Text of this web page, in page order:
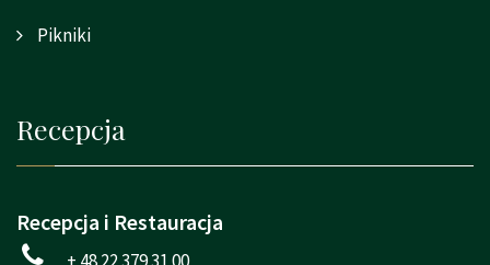
Pikniki
Recepcja
Recepcja i Restauracja